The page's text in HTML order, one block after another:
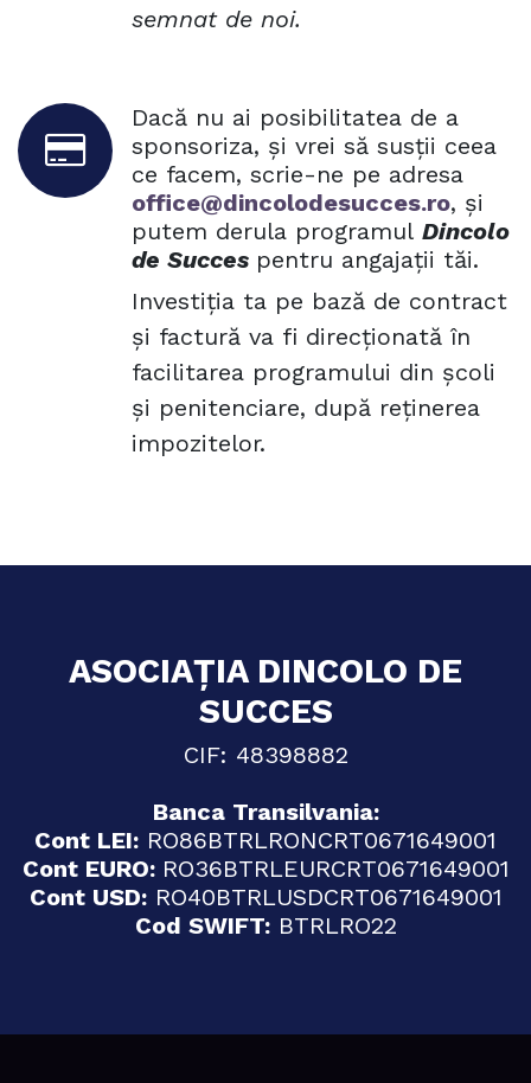
semnat de noi.
Dacă nu ai posibilitatea de a
sponsoriza, și vrei să susții ceea
ce facem, scrie-ne pe adresa
office@dincolodesucces.ro, și
putem derula programul Dincolo
de Succes pentru angajații tăi.
Investiția ta pe bază de contract
și factură va fi direcționată în
facilitarea programului din școli
și penitenciare, după reținerea
impozitelor.
ASOCIAȚIA DINCOLO DE
SUCCES
CIF: 48398882
Banca Transilvania:
Cont LEI: RO86BTRLRONCRT0671649001
Cont EURO: RO36BTRLEURCRT0671649001
Cont USD:RO40BTRLUSDCRT0671649001
Cod SWIFT:BTRLRO22